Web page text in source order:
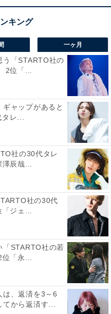
子大学のトップ的存在だ
／徳島県）」「可愛くて
ジがあるからです（40代
溢れる人が多そうだから
コメントが寄せられてい
の全ランキング結果を見
一ヶ月
う「STARTO社の
2位「...
ギャップがあると
レ...
社の30代タレ
辰哉...
社の30代
ジェ...
「STARTO社の若
「永...
は、返済を3～6
から返済す...